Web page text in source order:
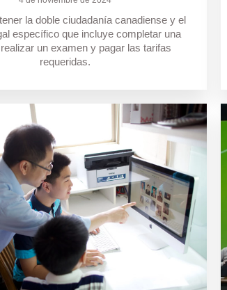
la doble ciudadanía canadiense y el
específico que incluye completar una
un examen y pagar las tarifas
requeridas.